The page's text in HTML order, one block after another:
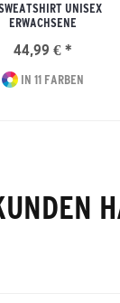
UNISEX
ERWACHSENE
44,99 € *
IN 11 FARBEN